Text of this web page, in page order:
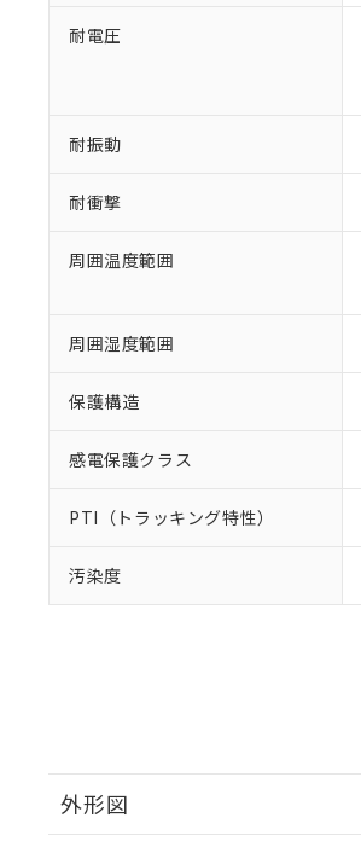
耐電圧
耐振動
耐衝撃
周囲温度範囲
周囲湿度範囲
保護構造
感電保護クラス
PTI（トラッキング特性）
汚染度
外形図